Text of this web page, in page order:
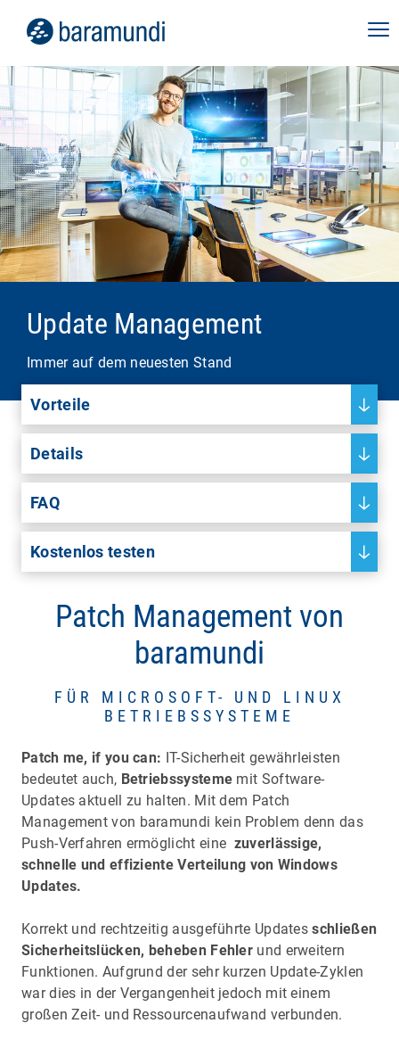
Update Management
Immer auf dem neuesten Stand
Vorteile
Details
FAQ
Kostenlos testen
Patch Management von
baramundi
FÜR MICROSOFT- UND LINUX
BETRIEBSSYSTEME
Patch me, if you can: IT-Sicherheit gewährleisten
bedeutet auch, Betriebssysteme mit Software-
Updates aktuell zu halten. Mit dem Patch
Management von baramundi kein Problem denn das
Push-Verfahren ermöglicht eine zuverlässige,
schnelle und effiziente Verteilung von Windows
Updates.
Korrekt und rechtzeitig ausgeführte Updatesschließen
Sicherheitslücken, beheben Fehler und erweitern
Funktionen. Aufgrund der sehr kurzen Update-Zyklen
war dies in der Vergangenheit jedoch mit einem
großen Zeit- und Ressourcenaufwand verbunden.